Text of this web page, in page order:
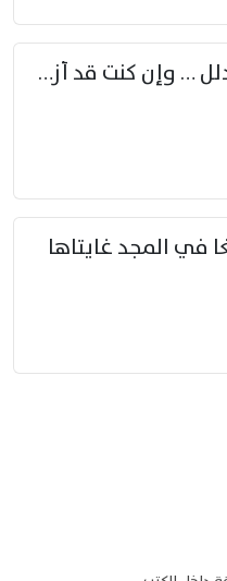
أفاطم مهلا بعض هذا التدلل … وإن كنت قد أزمعت صرمي فأجملي
في المجد غايتاها